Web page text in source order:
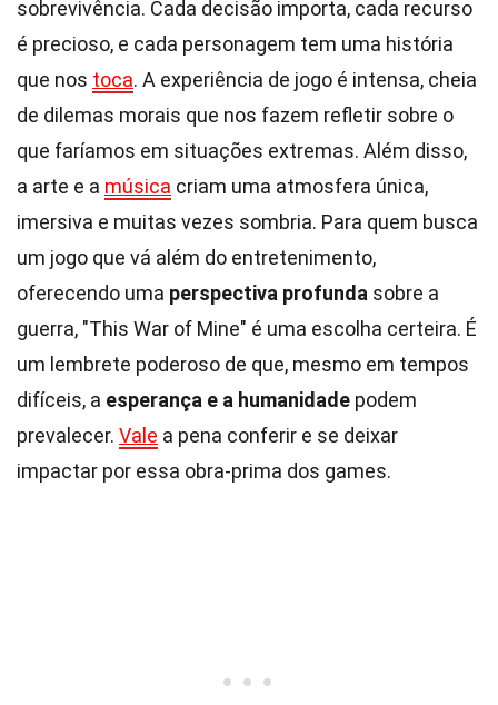
sobrevivência. Cada decisão importa, cada recurso
é precioso, e cada personagem tem uma história
que nos toca. A experiência de jogo é intensa, cheia
de dilemas morais que nos fazem refletir sobre o
que faríamos em situações extremas. Além disso,
a arte e a música criam uma atmosfera única,
imersiva e muitas vezes sombria. Para quem busca
um jogo que vá além do entretenimento,
oferecendo uma perspectiva profunda sobre a
guerra, "This War of Mine" é uma escolha certeira. É
um lembrete poderoso de que, mesmo em tempos
difíceis, a esperança e a humanidade podem
prevalecer. Vale a pena conferir e se deixar
impactar por essa obra-prima dos games.